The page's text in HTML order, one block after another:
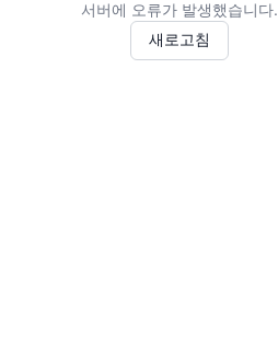
서버에 오류가 발생했습니다.
새로고침